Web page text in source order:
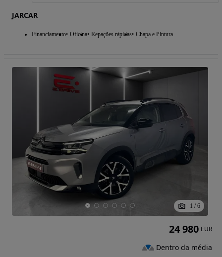
JARCAR
Financiamento Oficina Repações rápidas Chapa e Pintura
1 / 6
24 980 EUR
Dentro da média